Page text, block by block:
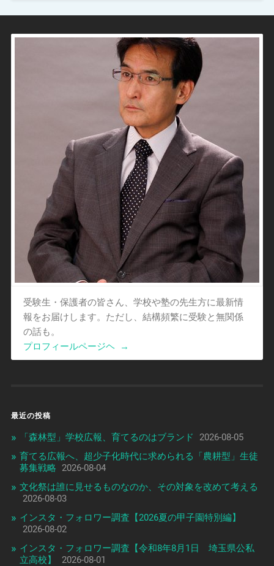
受験生・保護者の皆さん、学校や塾の先生方に最新情
報をお届けします。ただし、結構頻繁に受験と無関係
の話も。
プロフィールページヘ
→
最近の投稿
「森林型」学校広報、育てるのはブランド
2026-08-05
育てる広報へ、超少子化時代に求められる「農耕型」生徒
募集戦略
2026-08-04
文化祭は誰に見せるものなのか、その対象を改めて考える
2026-08-03
インスタ・フォロワー調査【2026夏の甲子園特別編】
2026-08-02
インスタ・フォロワー調査【令和8年8月1日 埼玉県公私
立高校】
2026-08-01